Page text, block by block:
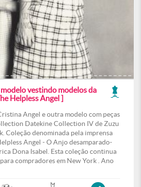
vestindo modelos da
Helpless Angel ]
Angel e outra modelo com peças
Datekine Collection IV de Zuzu
Coleção denominada pela imprensa
Angel - O Anjo desamparado-
Dona Isabel. Esta coleção continua
compradores em New York . Ano